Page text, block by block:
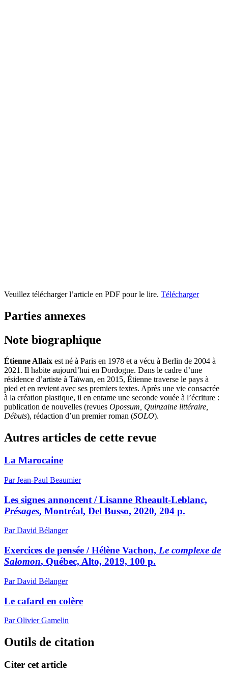
Veuillez télécharger l’article en PDF pour le lire. Télécharger
Parties annexes
Note biographique
Étienne Allaix est né à Paris en 1978 et a vécu à Berlin de 2004 à
2021. Il habite aujourd’hui en Dordogne. Dans le cadre d’une
résidence d’artiste à Taïwan, en 2015, Étienne traverse le pays à
pied et en revient avec ses premiers textes. Après une vie consacrée
à la création plastique, il en entame une seconde vouée à l’écriture :
publication de nouvelles (revues Opossum, Quinzaine littéraire,
Débuts), rédaction d’un premier roman (SOLO).
Autres articles de cette revue
La Marocaine
Par Jean-Paul Beaumier
Les signes annoncent / Lisanne Rheault-Leblanc,
Présages, Montréal, Del Busso, 2020, 204 p.
Par David Bélanger
Exercices de pensée / Hélène Vachon, Le complexe de
Salomon, Québec, Alto, 2019, 100 p.
Par David Bélanger
Le cafard en colère
Par Olivier Gamelin
Outils de citation
Citer cet article